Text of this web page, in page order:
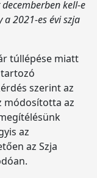
kell-e
a 2021-es évi szja
túllépése miatt
szerint az
módosította az
az
az Szja